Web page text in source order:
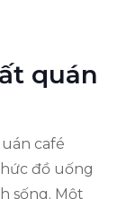
quán
café
đồ uống
sống. Một